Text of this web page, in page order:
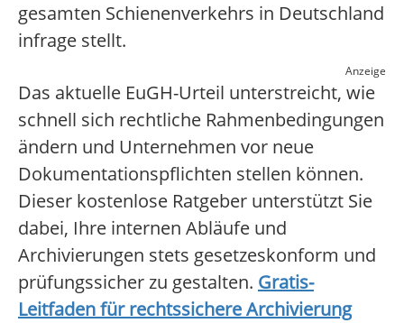
gesamten Schienenverkehrs in Deutschland
infrage stellt.
Anzeige
Das aktuelle EuGH-Urteil unterstreicht, wie
schnell sich rechtliche Rahmenbedingungen
ändern und Unternehmen vor neue
Dokumentationspflichten stellen können.
Dieser kostenlose Ratgeber unterstützt Sie
dabei, Ihre internen Abläufe und
Archivierungen stets gesetzeskonform und
prüfungssicher zu gestalten. Gratis-
Leitfaden für rechtssichere Archivierung